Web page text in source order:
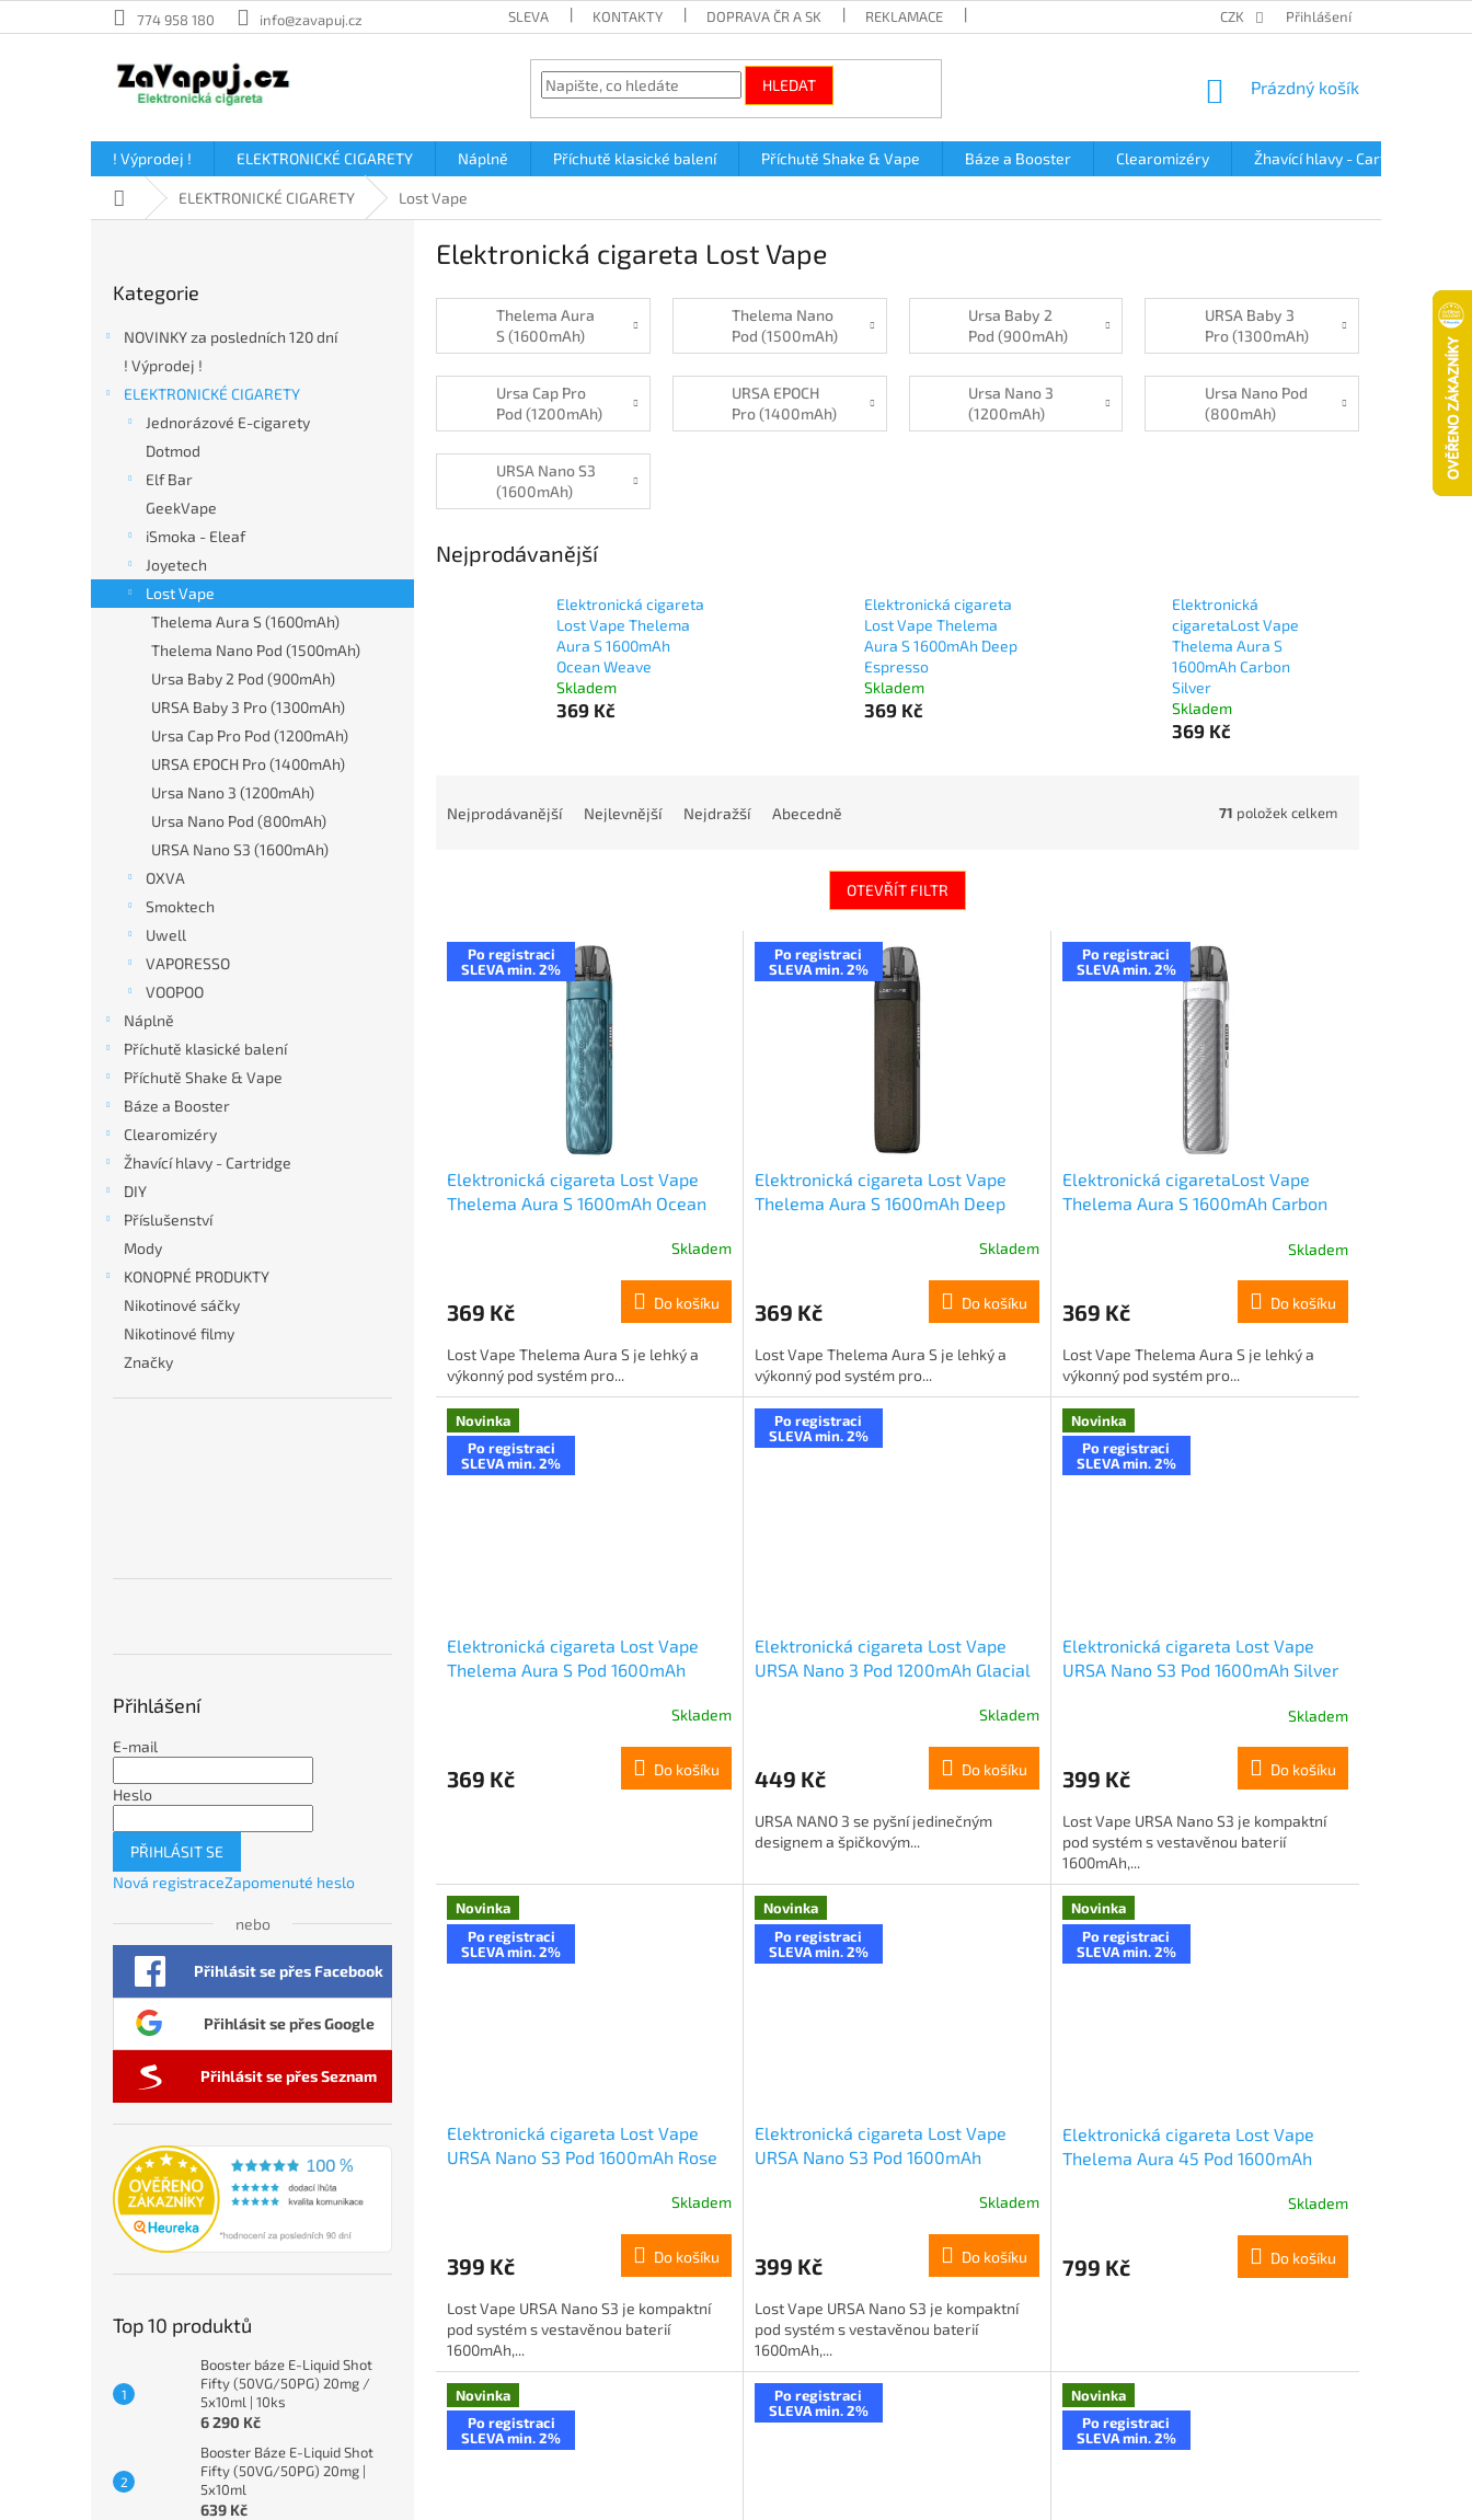
na
774 958 180 info@zavapuj.cz SLEVA KONTAKTY DOPRAVA ČR A SK REKLAMACE PODMÍNKY OCHRANY OSOBNÍCH ÚDAJŮ
CZK Přihlášení
HLEDAT
NÁKUPNÍ
Prázdný košík
! Výprodej ! ELEKTRONICKÉ CIGARETY Náplně Příchutě klasické balení Příchutě Shake & Vape Báze a Booster Clearomizéry Žhavící hlavy - Cartridge
Domů ELEKTRONICKÉ CIGARETY Lost Vape
kategorie
Kategorie
NOVINKY za posledních 120 dní
! Výprodej !
ELEKTRONICKÉ CIGARETY
Jednorázové E-cigarety
Dotmod
Elf Bar
GeekVape
iSmoka - Eleaf
Joyetech
Lost Vape
Thelema Aura S (1600mAh)
Thelema Nano Pod (1500mAh)
Ursa Baby 2 Pod (900mAh)
URSA Baby 3 Pro (1300mAh)
Ursa Cap Pro Pod (1200mAh)
URSA EPOCH Pro (1400mAh)
Ursa Nano 3 (1200mAh)
Ursa Nano Pod (800mAh)
URSA Nano S3 (1600mAh)
OXVA
Smoktech
Uwell
VAPORESSO
VOOPOO
Náplně
Příchutě klasické balení
Příchutě Shake & Vape
Báze a Booster
Clearomizéry
Žhavící hlavy - Cartridge
DIY
Příslušenství
Mody
KONOPNÉ PRODUKTY
Nikotinové sáčky
Nikotinové filmy
Značky
Přihlášení
E-mail
Heslo
PŘIHLÁSIT SE
Nová registraceZapomenuté heslo
nebo
Přihlásit se přes Facebook
Přihlásit se přes Google
Přihlásit se přes Seznam
Top 10 produktů
Booster báze E-Liquid Shot
Fifty (50VG/50PG) 20mg /
5x10ml | 10ks
6 290 Kč
Booster Báze E-Liquid Shot
Fifty (50VG/50PG) 20mg |
5x10ml
639 Kč
Elektronická cigareta Lost Vape
Thelema Aura
S (1600mAh)
Thelema Nano
Pod (1500mAh)
Ursa Baby 2
Pod (900mAh)
URSA Baby 3
Pro (1300mAh)
Ursa Cap Pro
Pod (1200mAh)
URSA EPOCH
Pro (1400mAh)
Ursa Nano 3
(1200mAh)
Ursa Nano Pod
(800mAh)
URSA Nano S3
(1600mAh)
Nejprodávanější
Elektronická cigareta
Lost Vape Thelema
Aura S 1600mAh
Ocean Weave
Skladem
369 Kč
Elektronická cigareta
Lost Vape Thelema
Aura S 1600mAh Deep
Espresso
Skladem
369 Kč
Elektronická
cigaretaLost Vape
Thelema Aura S
1600mAh Carbon
Silver
Skladem
369 Kč
Nejprodávanější Nejlevnější Nejdražší Abecedně 71 položek celkem
OTEVŘÍT FILTR
V
p
Po registraci
SLEVA min. 2%
Elektronická cigareta Lost Vape
Thelema Aura S 1600mAh Ocean
Skladem
369 Kč Do košíku
Lost Vape Thelema Aura S je lehký a
výkonný pod systém pro...
Po registraci
SLEVA min. 2%
Elektronická cigareta Lost Vape
Thelema Aura S 1600mAh Deep
Skladem
369 Kč Do košíku
Lost Vape Thelema Aura S je lehký a
výkonný pod systém pro...
Po registraci
SLEVA min. 2%
Elektronická cigaretaLost Vape
Thelema Aura S 1600mAh Carbon
Skladem
369 Kč Do košíku
Lost Vape Thelema Aura S je lehký a
výkonný pod systém pro...
Novinka
Po registraci
SLEVA min. 2%
Elektronická cigareta Lost Vape
Thelema Aura S Pod 1600mAh
Skladem
369 Kč Do košíku
Po registraci
SLEVA min. 2%
Elektronická cigareta Lost Vape
URSA Nano 3 Pod 1200mAh Glacial
Skladem
449 Kč Do košíku
URSA NANO 3 se pyšní jedinečným
designem a špičkovým...
Novinka
Po registraci
SLEVA min. 2%
Elektronická cigareta Lost Vape
URSA Nano S3 Pod 1600mAh Silver
Skladem
399 Kč Do košíku
Lost Vape URSA Nano S3 je kompaktní
pod systém s vestavěnou baterií
1600mAh,...
Novinka
Po registraci
SLEVA min. 2%
Elektronická cigareta Lost Vape
URSA Nano S3 Pod 1600mAh Rose
Skladem
399 Kč Do košíku
Lost Vape URSA Nano S3 je kompaktní
pod systém s vestavěnou baterií
1600mAh,...
Novinka
Po registraci
SLEVA min. 2%
Elektronická cigareta Lost Vape
URSA Nano S3 Pod 1600mAh
Skladem
399 Kč Do košíku
Lost Vape URSA Nano S3 je kompaktní
pod systém s vestavěnou baterií
1600mAh,...
Novinka
Po registraci
SLEVA min. 2%
Elektronická cigareta Lost Vape
Thelema Aura 45 Pod 1600mAh
Skladem
799 Kč Do košíku
Novinka
Po registraci
SLEVA min. 2%
Po registraci
SLEVA min. 2%
Novinka
Po registraci
SLEVA min. 2%